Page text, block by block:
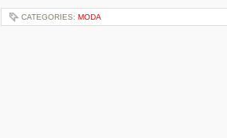
CATEGORIES: MODA